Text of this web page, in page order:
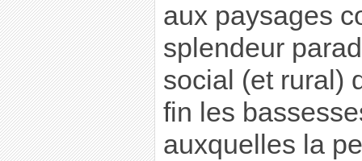
aux paysages
splendeur
social (et rural)
fin les
auxquelles la